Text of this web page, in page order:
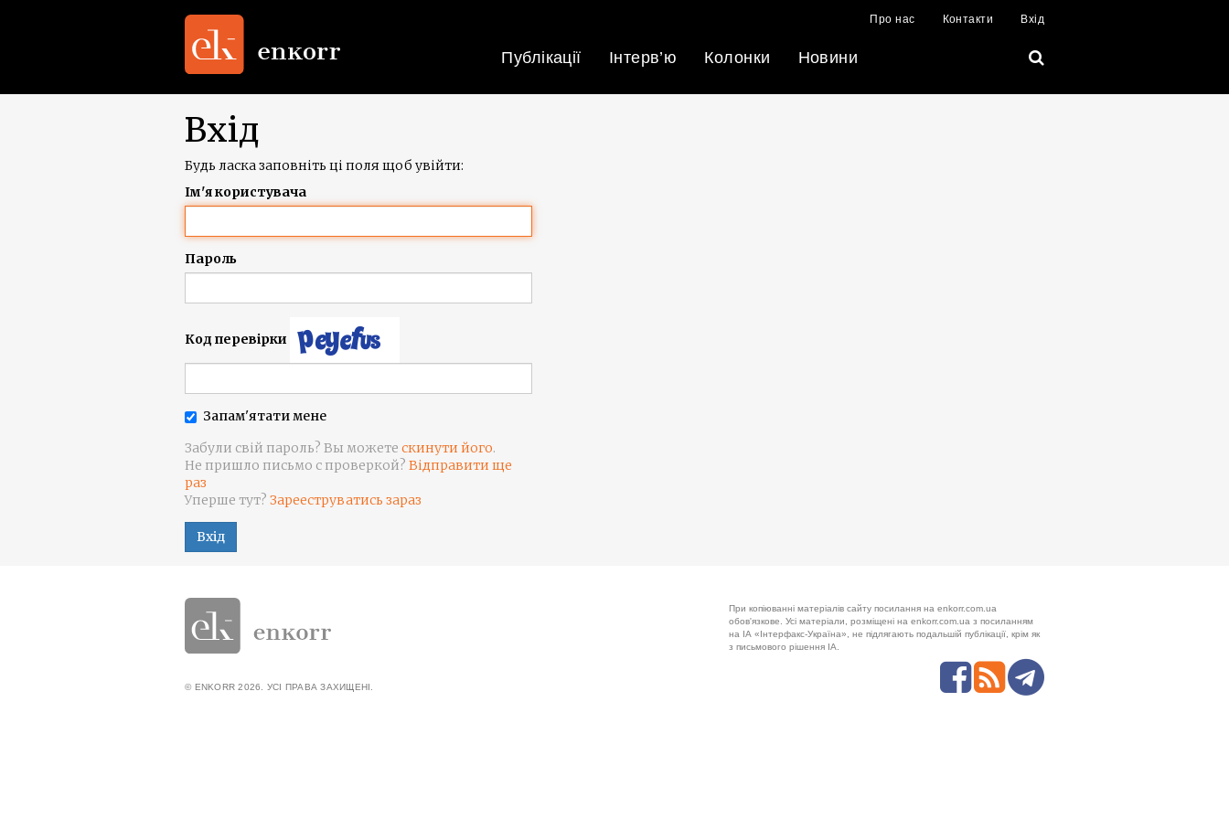
Про нас Контакти Вхід
Публікації Інтерв’ю Колонки Новини
Вхід
Будь ласка заповніть ці поля щоб увійти:
Ім'я користувача
Пароль
Код перевірки
Запам'ятати мене
Забули свій пароль? Вы можете скинути його.
Не пришло письмо с проверкой? Відправити ще
раз
Уперше тут? Зарееструватись зараз
Вхід
При копіюванні матеріалів сайту посилання на enkorr.com.ua
обов'язкове. Усі матеріали, розміщені на enkorr.com.ua з посиланням
на ІА «Інтерфакс-Україна», не підлягають подальшій публікації, крім як
з письмового рішення ІА.
© ENKORR 2026. УСІ ПРАВА ЗАХИЩЕНІ.